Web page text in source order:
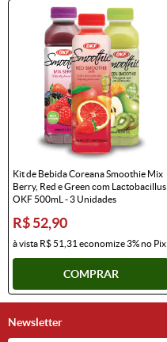
Kit de Bebida Coreana Smoothie Mix
Berry, Red e Green com Lactobacillus
OKF 500mL - 3 Unidades
R$ 52,90
à vista R$ 51,31 economize3%no Pix
COMPRAR
Newsletter